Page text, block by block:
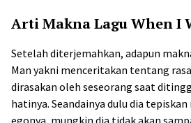
Arti Makna Lagu When I
Setelah diterjemahkan, adapun
Man yakni menceritakan tentang
dirasakan oleh seseorang saat
hatinya. Seandainya dulu dia tepiskan
egonya, mungkin dia tidak akan